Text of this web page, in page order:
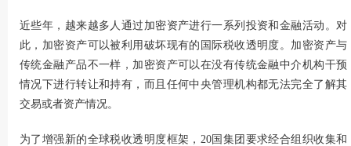
近些年，越来越多人通过加密资产进行一系列投资和金融活动。对
此，加密资产可以被利用破坏现有的国际税收透明度。加密资产与
传统金融产品不一样，加密资产可以在没有传统金融中介机构干预
情况下进行转让和持有，而且任何中央管理机构都无法完全了解其
交易或者资产情况。
为了增强新的全球税收透明度框架，20国集团要求经合组织收集和